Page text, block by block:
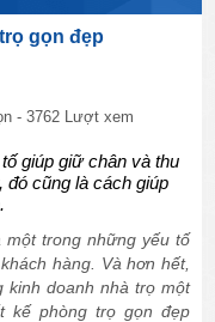
gọn đẹp
- 3762 Lượt xem
giúp giữ chân và thu
cũng là cách giúp
một trong những yếu tố
hàng. Và hơn hết,
kinh doanh nhà trọ một
kế phòng trọ gọn đẹp